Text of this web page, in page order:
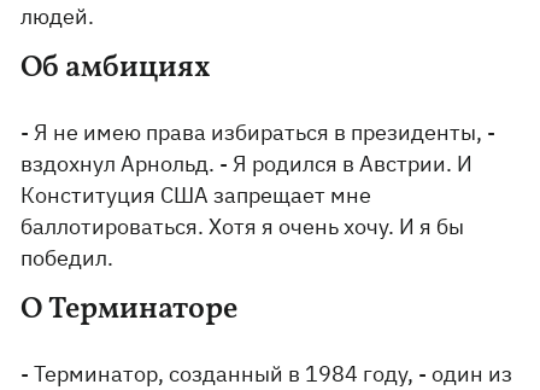
людей.
Об амбициях
- Я не имею права избираться в президенты, -
вздохнул Арнольд. - Я родился в Австрии. И
Конституция США запрещает мне
баллотироваться. Хотя я очень хочу. И я бы
победил.
О Терминаторе
- Терминатор, созданный в 1984 году, - один из